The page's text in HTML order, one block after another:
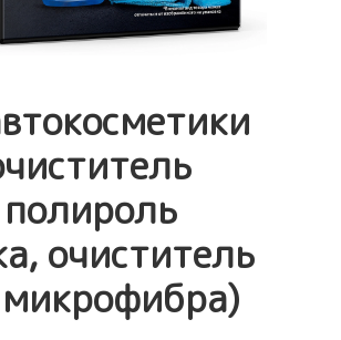
очиститель